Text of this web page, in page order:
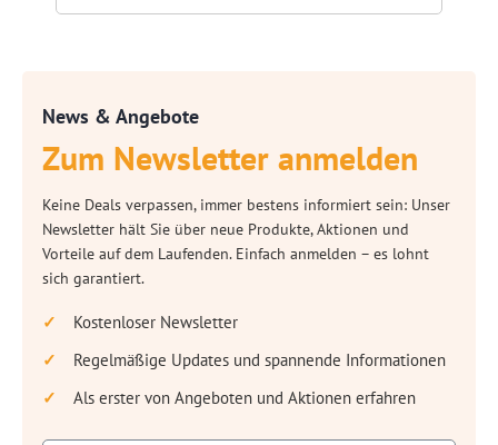
News & Angebote
Zum Newsletter anmelden
Keine Deals verpassen, immer bestens informiert sein: Unser
Newsletter hält Sie über neue Produkte, Aktionen und
Vorteile auf dem Laufenden. Einfach anmelden – es lohnt
sich garantiert.
Kostenloser Newsletter
Regelmäßige Updates und spannende Informationen
Als erster von Angeboten und Aktionen erfahren